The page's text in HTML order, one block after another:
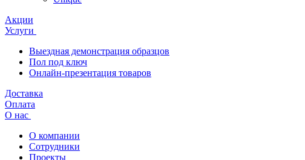
Акции
Услуги
Выездная демонстрация образцов
Пол под ключ
Онлайн-презентация товаров
Доставка
Оплата
О нас
О компании
Сотрудники
Проекты